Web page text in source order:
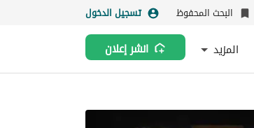
البحث المحفوظ تسجيل الدخول
المزيد انشر إعلان